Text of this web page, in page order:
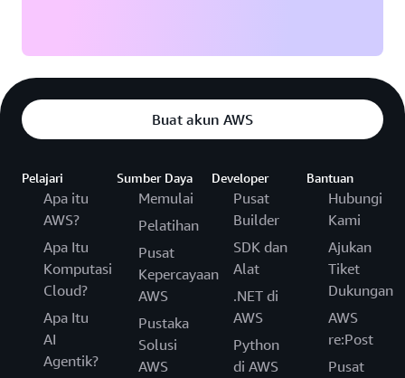
Buat akun AWS
Pelajari
Apa itu
AWS?
Apa Itu
Komputasi
Cloud?
Apa Itu
AI
Agentik?
Sumber Daya
Memulai
Pelatihan
Pusat
Kepercayaan
AWS
Pustaka
Solusi
AWS
Developer
Pusat
Builder
SDK dan
Alat
.NET di
AWS
Python
di AWS
Bantuan
Hubungi
Kami
Ajukan
Tiket
Dukungan
AWS
re:Post
Pusat